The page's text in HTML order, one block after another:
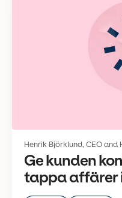
Henrik Björklund, CEO and
Ge kunden
tappa affärer